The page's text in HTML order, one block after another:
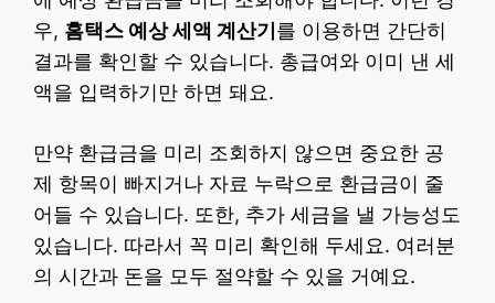
우, 홈택스 예상 세액 계산기 를 이용하면 간단히
결과를 확인할 수 있습니다. 총급여와 이미 낸 세
액을 입력하기만 하면 돼요.
만약 환급금을 미리 조회하지 않으면 중요한 공
제 항목이 빠지거나 자료 누락으로 환급금이 줄
어들 수 있습니다. 또한, 추가 세금을 낼 가능성도
있습니다. 따라서 꼭 미리 확인해 두세요. 여러분
의 시간과 돈을 모두 절약할 수 있을 거예요.